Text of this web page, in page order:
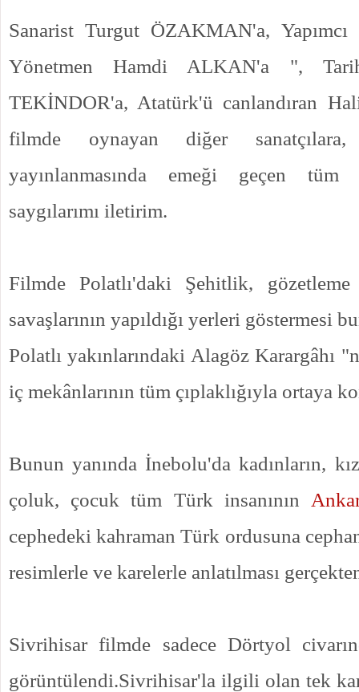
Sanarist Turgut ÖZAKMAN'a,
Yönetmen Hamdi ALKAN'a ",
TEKİNDOR'a, Atatürk'ü canlandıran
filmde oynayan diğer sanatçılara,
yayınlanmasında emeği geçen tüm
saygılarımı iletirim.
Filmde Polatlı'daki Şehitlik, gözetleme
savaşlarının yapıldığı yerleri göstermesi
Polatlı yakınlarındaki Alagöz Karargâhı
iç mekânlarının tüm çıplaklığıyla ortaya
Bunun yanında İnebolu'da kadınların,
çoluk, çocuk tüm Türk insanının
cephedeki kahraman Türk ordusuna
resimlerle ve karelerle anlatılması
Sivrihisar filmde sadece Dörtyol
görüntülendi.Sivrihisar'la ilgili olan tek